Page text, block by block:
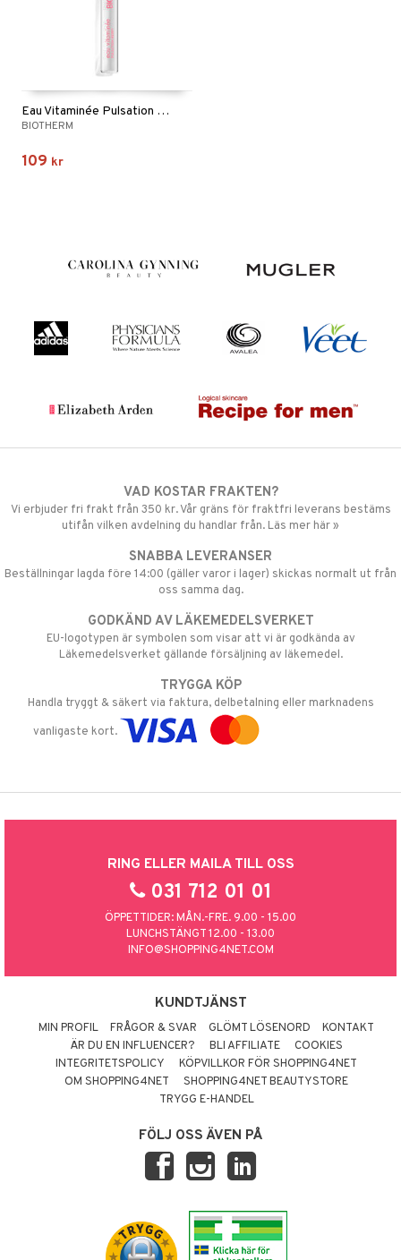
Eau Vitaminée Pulsation Berry - Travel Body Mist
BIOTHERM
109 kr
VAD KOSTAR FRAKTEN?
Vi erbjuder fri frakt från 350 kr. Vår gräns för fraktfri leverans bestäms
utifån vilken avdelning du handlar från. Läs mer här »
SNABBA LEVERANSER
Beställningar lagda före 14:00 (gäller varor i lager) skickas normalt ut från
oss samma dag.
GODKÄND AV LÄKEMEDELSVERKET
EU-logotypen är symbolen som visar att vi är godkända av
Läkemedelsverket gällande försäljning av läkemedel.
TRYGGA KÖP
Handla tryggt & säkert via faktura, delbetalning eller marknadens
vanligaste kort.
RING ELLER MAILA TILL OSS
031 712 01 01
ÖPPETTIDER: MÅN.-FRE. 9.00 - 15.00
LUNCHSTÄNGT 12.00 - 13.00
INFO@SHOPPING4NET.COM
KUNDTJÄNST
MIN PROFIL FRÅGOR & SVAR GLÖMT LÖSENORD
KONTAKT
ÄR DU EN INFLUENCER?
BLI AFFILIATE
COOKIES
INTEGRITETSPOLICY
KÖPVILLKOR FÖR SHOPPING4NET
OM SHOPPING4NET
SHOPPING4NET BEAUTYSTORE
TRYGG E-HANDEL
FÖLJ OSS ÄVEN PÅ